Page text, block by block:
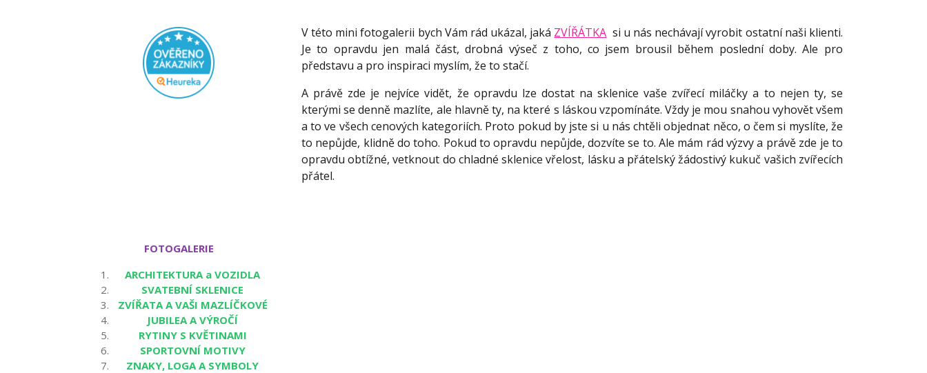
FOTOGALERIE
ARCHITEKTURA a VOZIDLA
SVATEBNÍ SKLENICE
ZVÍŘATA A VAŠI MAZLÍČKOVÉ
JUBILEA A VÝROČÍ
RYTINY S KVĚTINAMI
SPORTOVNÍ MOTIVY
ZNAKY, LOGA A SYMBOLY
V této mini fotogalerii bych Vám rád ukázal, jaká ZVÍŘÁTKA si u nás nechávají vyrobit ostatní naši klienti.
Je to opravdu jen malá část, drobná výseč z toho, co jsem brousil během poslední doby. Ale pro
představu a pro inspiraci myslím, že to stačí.
A právě zde je nejvíce vidět, že opravdu lze dostat na sklenice vaše zvířecí miláčky a to nejen ty, se
kterými se denně mazlíte, ale hlavně ty, na které s láskou vzpomínáte. Vždy je mou snahou vyhovět všem
a to ve všech cenových kategoriích. Proto pokud by jste si u nás chtěli objednat něco, o čem si myslíte, že
to nepůjde, klidně do toho. Pokud to opravdu nepůjde, dozvíte se to. Ale mám rád výzvy a právě zde je to
opravdu obtížné, vetknout do chladné sklenice vřelost, lásku a přátelský žádostivý kukuč vašich zvířecích
přátel.